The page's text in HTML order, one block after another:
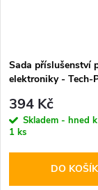
Sada příslušenství
elektroniky - Tech-
394 Kč
Skladem - hned
1 ks
DO